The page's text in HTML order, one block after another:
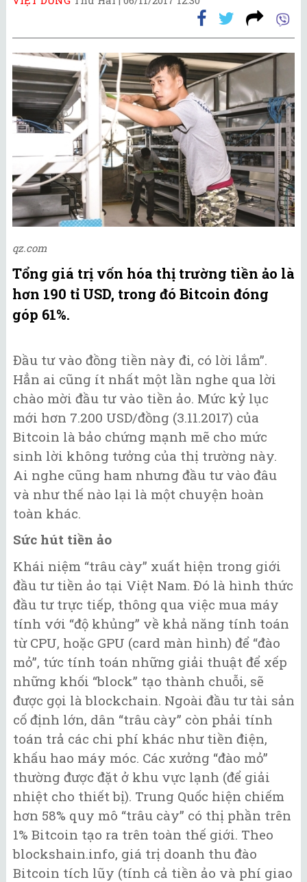
qz.com
Tổng giá trị vốn hóa thị trường tiền ảo là
hơn 190 tỉ USD, trong đó Bitcoin đóng
góp 61%.
Đầu tư vào đồng tiền này đi, có lời lắm”.
Hẳn ai cũng ít nhất một lần nghe qua lời
chào mời đầu tư vào tiền ảo. Mức kỷ lục
mới hơn 7.200 USD/đồng (3.11.2017) của
Bitcoin là bảo chứng mạnh mẽ cho mức
sinh lời không tưởng của thị trường này.
Ai nghe cũng ham nhưng đầu tư vào đâu
và như thế nào lại là một chuyện hoàn
toàn khác.
Sức hút tiền ảo
Khái niệm “trâu cày” xuất hiện trong giới
đầu tư tiền ảo tại Việt Nam. Đó là hình thức
đầu tư trực tiếp, thông qua việc mua máy
tính với “độ khủng” về khả năng tính toán
từ CPU, hoặc GPU (card màn hình) để “đào
mỏ”, tức tính toán những giải thuật để xếp
những khối “block” tạo thành chuỗi, sẽ
được gọi là blockchain. Ngoài đầu tư tài sản
cố định lớn, dân “trâu cày” còn phải tính
toán trả các chi phí khác như tiền điện,
khấu hao máy móc. Các xưởng “đào mỏ”
thường được đặt ở khu vực lạnh (để giải
nhiệt cho thiết bị). Trung Quốc hiện chiếm
hơn 58% quy mô “trâu cày” có thị phần trên
1% Bitcoin tạo ra trên toàn thế giới. Theo
blockshain.info, giá trị doanh thu đào
Bitcoin tích lũy (tính cả tiền ảo và phí giao